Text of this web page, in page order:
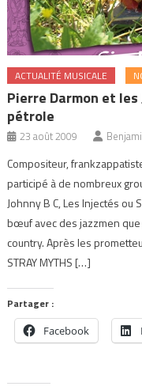
ACTUALITÉ MUSICALE
Pierre Darmon et
pétrole
23 août 2009
Compositeur,
participé à de nombreux
Johnny B C, Les Injectés ou
bœuf avec des jazzmen
country. Après les
STRAY MYTHS […]
Partager :
Facebook